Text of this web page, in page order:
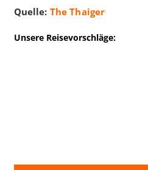
Quelle: The Thaiger
Unsere Reisevorschläge: